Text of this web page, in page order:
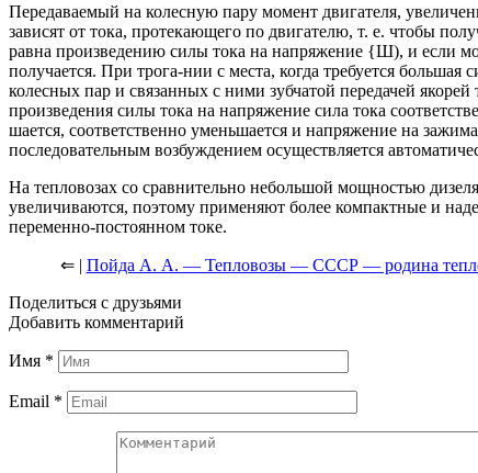
Передаваемый на колесную пару момент двигателя,
зависят от тока, протекающего по двигателю, т. е. чтобы
равна произведению силы тока на напряжение {Ш), и если
получается. При трога-нии с места, когда требуется
колесных пар и связанных с ними зубчатой передачей
произведения силы тока на напряжение сила тока
шается, соответственно уменьшается и напряжение на
последовательным возбуждением осуществляется
На тепловозах со сравнительно небольшой мощностью
увеличиваются, поэтому применяют более компактные и
переменно-постоянном токе.
⇐ | Пойда А. А. — Тепловозы — СССР — родина
Поделиться с друзьями
Добавить комментарий
Имя *
Email *